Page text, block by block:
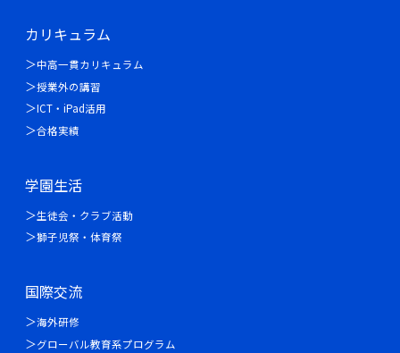
カリキュラム
中高一貫カリキュラム
授業外の講習
ICT・iPad活用
合格実績
学園生活
生徒会・クラブ活動
獅子児祭・体育祭
国際交流
海外研修
グローバル教育系プログラム